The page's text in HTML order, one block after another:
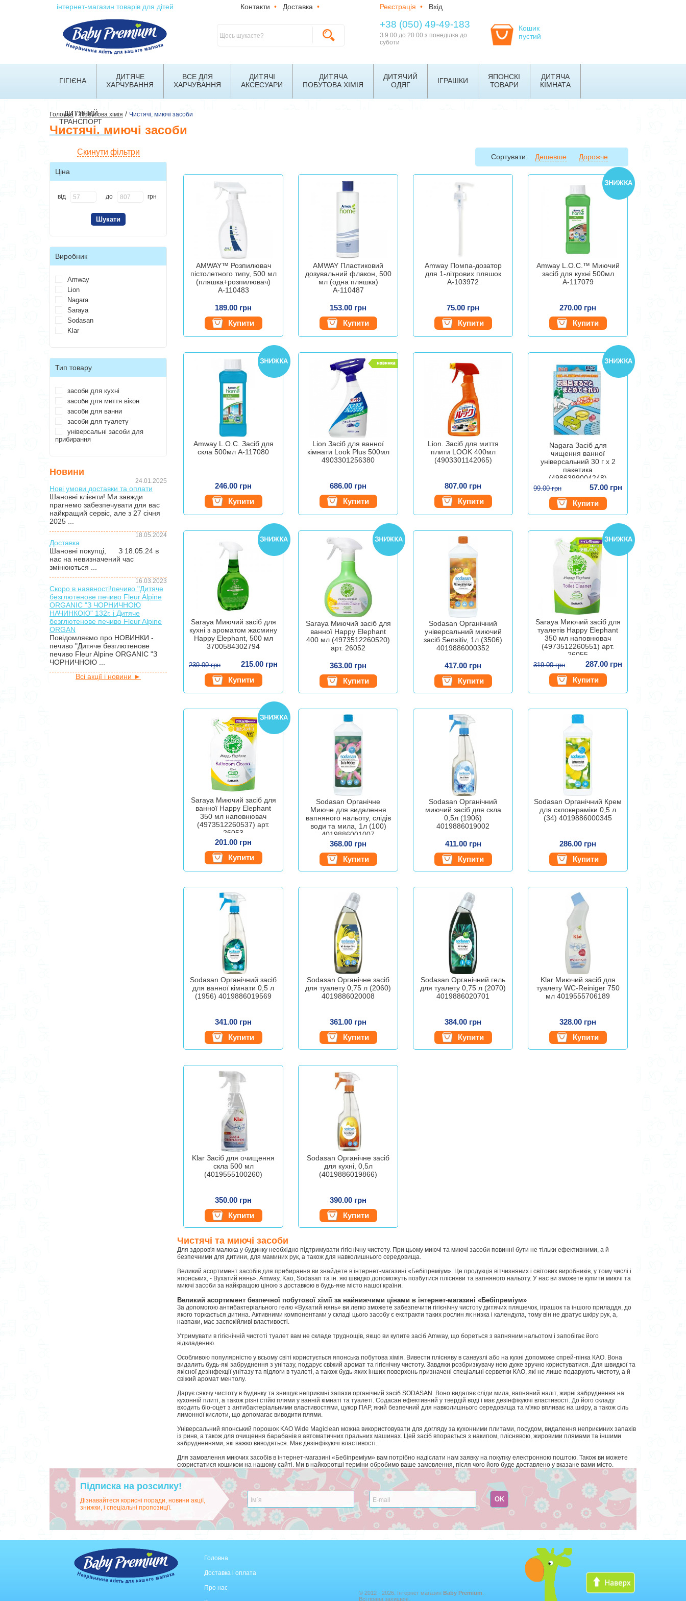
інтернет-магазин товарів для дітей Контакти • Доставка • Реєстрація • Вхід
+38 (050) 49-49-183
З 9.00 до 20.00 з понеділка до
суботи
Кошик
пустий
ГІГІЄНА
ДИТЯЧЕ
ХАРЧУВАННЯ
ВСЕ ДЛЯ
ХАРЧУВАННЯ
ДИТЯЧІ
АКСЕСУАРИ
ДИТЯЧА
ПОБУТОВА ХІМІЯ
ДИТЯЧИЙ
ОДЯГ
ІГРАШКИ
ЯПОНСКІ
ТОВАРИ
ДИТЯЧА
КІМНАТА
ДИТЯЧИЙ
ТРАНСПОРТ
Головна/Побутова хімія / Чистячі, миючі засоби
Чистячі, миючі засоби
Скинути фільтри
Ціна
від до грн
Виробник
Amway
Lion
Nagara
Saraya
Sodasan
Klar
Тип товару
засоби для кухні
засоби для миття вікон
засоби для ванни
засоби для туалету
універсальні засоби для
прибирання
Новини
24.01.2025
Нові умови доставки та оплати
Шановні клієнти! Ми завжди
прагнемо забезпечувати для вас
найкращий сервіс, але з 27 січня
2025 ...
18.05.2024
Доставка
Шановні покупці, З 18.05.24 в
нас на невизначений час
змінюються ...
16.03.2023
Скоро в наявності!печиво "Дитяче
безглютенове печиво Fleur Alpine
ORGANIC "З ЧОРНИЧНОЮ
НАЧИНКОЮ" 132г. і Дитяче
безглютенове печиво Fleur Alpine
ORGAN
Повідомляємо про НОВИНКИ -
печиво "Дитяче безглютенове
печиво Fleur Alpine ORGANIC "З
ЧОРНИЧНОЮ ...
Всі акції і новини ►
Сортувати: Дешевше Дорожче
AMWAY™ Розпилювач
пістолетного типу, 500 мл
(пляшка+розпилювач)
А-110483
189.00 грн
Купити
AMWAY Пластиковий
дозувальний флакон, 500
мл (одна пляшка)
А-110487
153.00 грн
Купити
Amway Помпа-дозатор
для 1-літрових пляшок
А-103972
75.00 грн
Купити
Amway L.O.C.™ Миючий
засіб для кухні 500мл
А-117079
270.00 грн
Купити
Amway L.O.C. Засіб для
скла 500мл А-117080
246.00 грн
Купити
Lion Засіб для ванної
кімнати Look Plus 500мл
4903301256380
686.00 грн
Купити
Lion. Засіб для миття
плити LOOK 400мл
(4903301142065)
807.00 грн
Купити
Nagara Засіб для
чищення ванної
універсальний 30 г х 2
пакетика
(4986399004248)
99.00 грн
57.00 грн
Купити
Saraya Миючий засіб для
кухні з ароматом жасмину
Happy Elephant, 500 мл
3700584302794
239.00 грн
215.00 грн
Купити
Saraya Миючий засіб для
ванної Happy Elephant
400 мл (4973512260520)
арт. 26052
363.00 грн
Купити
Sodasan Органічний
універсальний миючий
засіб Sensitiv, 1л (3506)
4019886000352
417.00 грн
Купити
Saraya Миючий засіб для
туалетів Happy Elephant
350 мл наповнювач
(4973512260551) арт.
26055
319.00 грн
287.00 грн
Купити
Saraya Миючий засіб для
ванної Happy Elephant
350 мл наповнювач
(4973512260537) арт.
26053
201.00 грн
Купити
Sodasan Органічне
Миюче для видалення
вапняного нальоту, слідів
води та мила, 1л (100)
4019886001007
368.00 грн
Купити
Sodasan Органічний
миючий засіб для скла
0,5л (1906)
4019886019002
411.00 грн
Купити
Sodasan Органічний Крем
для склокераміки 0,5 л
(34) 4019886000345
286.00 грн
Купити
Sodasan Органічний засіб
для ванної кімнати 0,5 л
(1956) 4019886019569
341.00 грн
Купити
Sodasan Органічне засіб
для туалету 0,75 л (2060)
4019886020008
361.00 грн
Купити
Sodasan Органічний гель
для туалету 0,75 л (2070)
4019886020701
384.00 грн
Купити
Klar Миючий засіб для
туалету WC-Reiniger 750
мл 4019555706189
328.00 грн
Купити
Klar Засіб для очищення
скла 500 мл
(4019555100260)
350.00 грн
Купити
Sodasan Органічне засіб
для кухні, 0,5л
(4019886019866)
390.00 грн
Купити
Чистячі та миючі засоби
Для здоров'я малюка у будинку необхідно підтримувати гігієнічну чистоту. При цьому миючі та миючі засоби повинні бути не тільки ефективними, а й
безпечними для дитини, для маминих рук, а також для навколишнього середовища.
Великий асортимент засобів для прибирання ви знайдете в інтернет-магазині «Бебіпреміум». Це продукція вітчизняних і світових виробників, у тому числі і
японських, - Вухатий нянь», Amway, Kao, Sodasan та ін. які швидко допоможуть позбутися плісняви та вапняного нальоту. У нас ви зможете купити миючі та
миючі засоби за найкращою ціною з доставкою в будь-яке місто нашої країни.
Великий асортимент безпечної побутової хімії за найнижчими цінами в інтернет-магазині «Бебіпреміум»
За допомогою антибактеріального гелю «Вухатий нянь» ви легко зможете забезпечити гігієнічну чистоту дитячих пляшечок, іграшок та іншого приладдя, до
якого торкається дитина. Активними компонентами у складі цього засобу є екстракти таких рослин як низка і календула, тому він не дратує шкіру рук, а,
навпаки, має заспокійливі властивості.
Утримувати в гігієнічній чистоті туалет вам не складе труднощів, якщо ви купите засіб Amway, що бореться з вапняним нальотом і запобігає його
відкладенню.
Особливою популярністю у всьому світі користується японська побутова хімія. Вивести плісняву в санвузлі або на кухні допоможе спрей-пінка КАО. Вона
видалить будь-які забруднення з унітазу, подарує свіжий аромат та гігієнічну чистоту. Завдяки розбризкувачу нею дуже зручно користуватися. Для швидкої та
якісної дезінфекції унітазу та підлоги в туалеті, а також будь-яких інших поверхонь призначені спеціальні серветки КАО, які не лише подарують чистоту, а й
свіжий аромат ментолу.
Дарує сяючу чистоту в будинку та знищує неприємні запахи органічний засіб SODASAN. Воно видаляє сліди мила, вапняний наліт, жирні забруднення на
кухонній плиті, а також різні стійкі плями у ванній кімнаті та туалеті. Содасан ефективний у твердій воді і має дезінфікуючі властивості. До його складу
входить біо-оцет з антибактеріальними властивостями, цукор ПАР, який безпечний для навколишнього середовища та м'яко впливає на шкіру, а також сіль
лимонної кислоти, що допомагає виводити плями.
Універсальний японський порошок KAO Wide Magiclean можна використовувати для догляду за кухонними плитами, посудом, видалення неприємних запахів
із ринв, а також для очищення барабанів в автоматичних пральних машинах. Цей засіб впорається з накипом, пліснявою, жировими плямами та іншими
забрудненнями, які важко виводяться. Має дезінфікуючі властивості.
Для замовлення миючих засобів в інтернет-магазині «Бебіпреміум» вам потрібно надіслати нам заявку на покупку електронною поштою. Також ви можете
скористатися кошиком на нашому сайті. Ми в найкоротші терміни обробимо ваше замовлення, після чого його буде доставлено у вказане вами місто.
Підписка на розсилку!
Дізнавайтеся корисні поради, новини акції,
знижки, і спеціальні пропозиції.
Головна
Доставка і оплата
Про нас
© 2012 - 2026. Інтернет магазин Baby Premium
Всі права захищені.